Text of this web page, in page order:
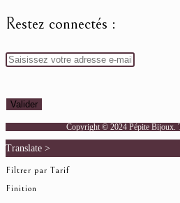
Restez connectés :
Copyright © 2024 Pépite Bijoux.
Translate >
Filtrer par Tarif
Finition